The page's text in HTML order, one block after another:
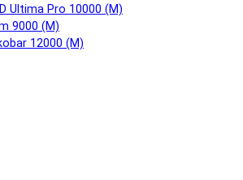
Ultima Pro 10000 (М)
9000 (М)
12000 (М)